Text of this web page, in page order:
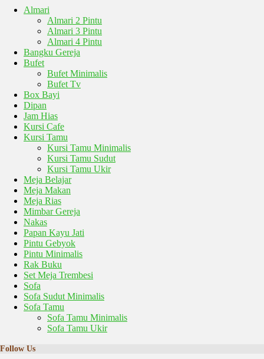
Almari
Almari 2 Pintu
Almari 3 Pintu
Almari 4 Pintu
Bangku Gereja
Bufet
Bufet Minimalis
Bufet Tv
Box Bayi
Dipan
Jam Hias
Kursi Cafe
Kursi Tamu
Kursi Tamu Minimalis
Kursi Tamu Sudut
Kursi Tamu Ukir
Meja Belajar
Meja Makan
Meja Rias
Mimbar Gereja
Nakas
Papan Kayu Jati
Pintu Gebyok
Pintu Minimalis
Rak Buku
Set Meja Trembesi
Sofa
Sofa Sudut Minimalis
Sofa Tamu
Sofa Tamu Minimalis
Sofa Tamu Ukir
Follow Us